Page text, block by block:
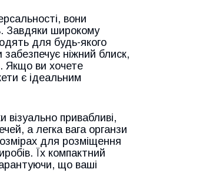
вони
Завдяки широкому
для будь-якого
забезпечує ніжний блиск,
Якщо ви хочете
є ідеальним
візуально привабливі,
а легка вага органзи
для розміщення
Їх компактний
що ваші